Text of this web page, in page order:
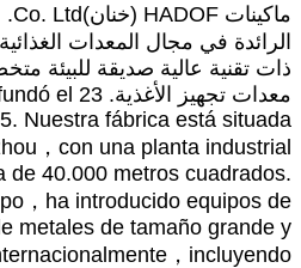
ماكينات HADOF (خنان) Co. Ltd.
الرائدة في مجال المعدات
ذات تقنية عالية صديقة للبيئة
معدات تجهيز الأغذية.
el 23
Nuestra fábrica está situada
， con una planta industrial
de 40.000 metros cuadrados.
， ha introducido equipos de
metales de tamaño grande y
， incluyendo